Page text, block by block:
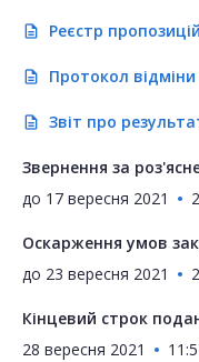
description Реєстр
description Протокол відміни
description Звіт про
Звернення за
до 17 вересня 2021
Оскарження умов
до 23 вересня 2021
Кінцевий строк
28 вересня 2021